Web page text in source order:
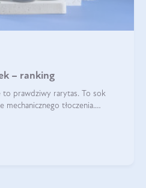
– ranking
to prawdziwy rarytas. To sok
tłoczenia.